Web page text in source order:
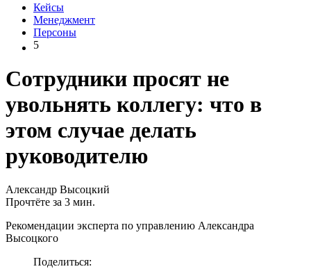
Кейсы
Менеджмент
Персоны
5
Сотрудники просят не
увольнять коллегу: что в
этом случае делать
руководителю
Александр Высоцкий
Прочтёте за 3 мин.
Рекомендации эксперта по управлению Александра
Высоцкого
Поделиться: